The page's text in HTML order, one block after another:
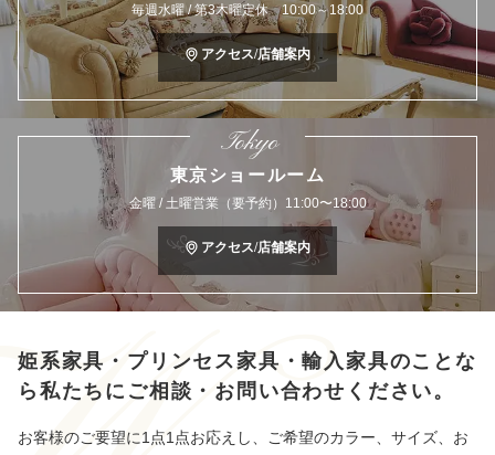
毎週水曜 / 第3木曜定休 10:00～18:00
アクセス/店舗案内
Tokyo
東京ショールーム
金曜 / 土曜営業（要予約）11:00〜18:00
アクセス/店舗案内
姫系家具・プリンセス家具・輸入家具のことな
ら 私たちにご相談・お問い合わせください。
お客様のご要望に1点1点お応えし、ご希望のカラー、サイズ、お